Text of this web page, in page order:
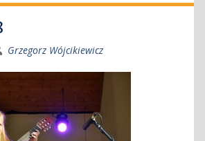
Grzegorz Wójcikiewicz